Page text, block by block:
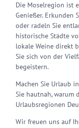
Die Moselregion ist
Genießer. Erkunden
oder radeln Sie
historische Städte
lokale Weine direkt
Sie sich von der
begeistern.
Machen Sie Urlaub
Sie hautnah, warum
Urlaubsregionen
Wir freuen uns auf